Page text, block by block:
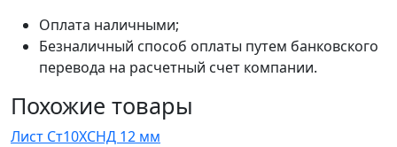
Оплата наличными;
Безналичный способ оплаты путем банковского
перевода на расчетный счет компании.
Похожие товары
Лист Ст10ХСНД 12 мм